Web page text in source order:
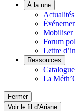
À la une
Mobiliser
Forum
Lettre
Ressources
La
Fermer
Voir le fil d’Ariane